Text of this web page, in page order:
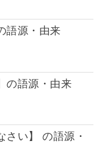
語源・由来
の語源・由来
さい】 の語源・